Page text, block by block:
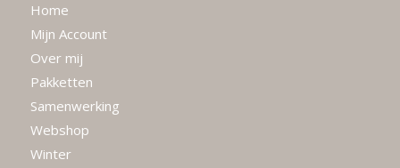
Home
Mijn Account
Over mij
Pakketten
Samenwerking
Webshop
Winter